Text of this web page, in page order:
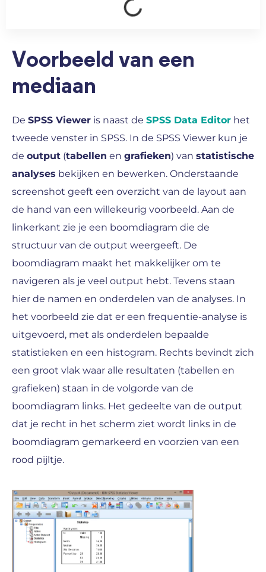
Voorbeeld van een
mediaan
De SPSS Viewer is naast de SPSS Data Editor het
tweede venster in SPSS. In de SPSS Viewer kun je
de output (tabellen en grafieken) van statistische
analyses bekijken en bewerken. Onderstaande
screenshot geeft een overzicht van de layout aan
de hand van een willekeurig voorbeeld. Aan de
linkerkant zie je een boomdiagram die de
structuur van de output weergeeft. De
boomdiagram maakt het makkelijker om te
navigeren als je veel output hebt. Tevens staan
hier de namen en onderdelen van de analyses. In
het voorbeeld zie dat er een frequentie-analyse is
uitgevoerd, met als onderdelen bepaalde
statistieken en een histogram. Rechts bevindt zich
een groot vlak waar alle resultaten (tabellen en
grafieken) staan in de volgorde van de
boomdiagram links. Het gedeelte van de output
dat je recht in het scherm ziet wordt links in de
boomdiagram gemarkeerd en voorzien van een
rood pijltje.